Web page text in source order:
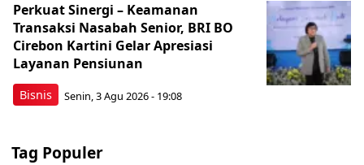
Bisnis
Perkuat Sinergi – Keamanan
Transaksi Nasabah Senior, BRI BO
Cirebon Kartini Gelar Apresiasi
Layanan Pensiunan
Senin, 3 Agu 2026 - 19:08
Tag Populer